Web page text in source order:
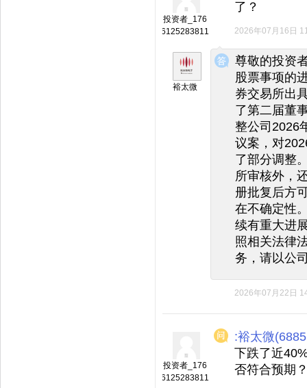
投资者_176
6125283811
了？
2026年07月16日
◆
◆
裕太微
尊敬的投资
股票事项的
券交易所出
了第二届董
整公司2026
议案，对
了部分调整
所审核外，
册批复后方
在不确定性
续有重大进
照相关法律
务，请以公
2026年07月22日
投资者_176
6125283811
:裕太微
下跌了近
否符合预期